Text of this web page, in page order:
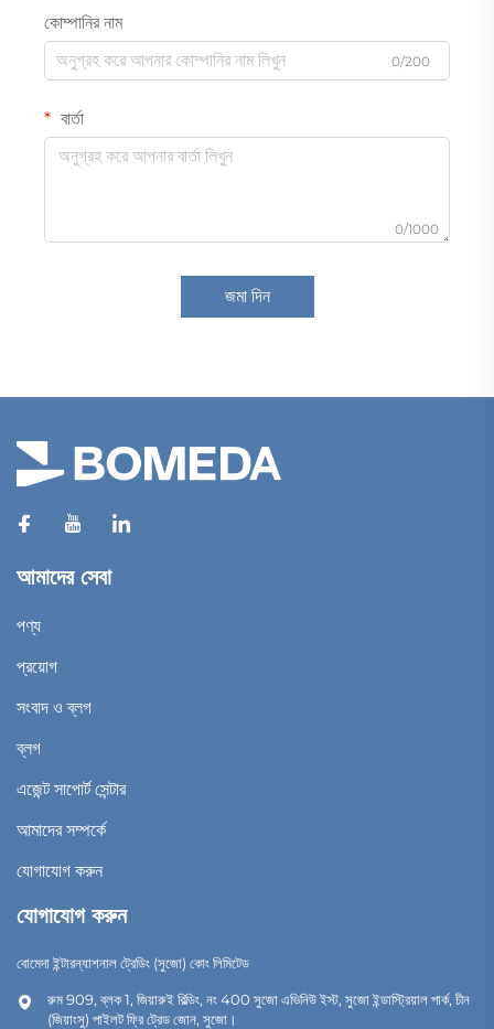
কোম্পানির নাম
0/200
বার্তা
0/1000
জমা দিন
আমাদের সেবা
পণ্য
প্রয়োগ
সংবাদ ও ব্লগ
ব্লগ
এজেন্ট সাপোর্ট সেন্টার
আমাদের সম্পর্কে
যোগাযোগ করুন
যোগাযোগ করুন
বোমেদা ইন্টারন্যাশনাল ট্রেডিং (সুজো) কোং লিমিটেড
রুম 909, ব্লক 1, জিয়ারুই বিল্ডিং, নং 400 সুজো এভিনিউ ইস্ট, সুজো ইন্ডাস্ট্রিয়াল পার্ক, চীন
(জিয়াংসু) পাইলট ফ্রি ট্রেড জোন, সুজো।